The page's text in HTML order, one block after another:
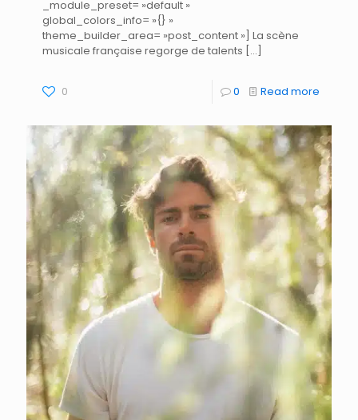
_module_preset= »default »
global_colors_info= »{} »
theme_builder_area= »post_content »] La scène
musicale française regorge de talents […]
0 0 Read more